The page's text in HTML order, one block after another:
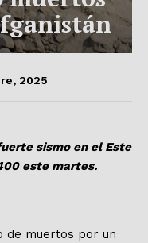
2025
sismo en el Este
este martes.
de muertos por un